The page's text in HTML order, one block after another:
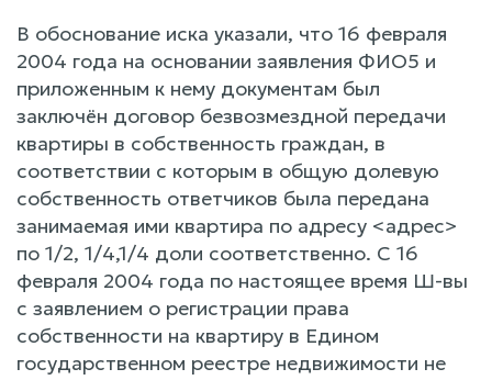
В обоснование иска указали, что 16 февраля
2004 года на основании заявления ФИО5 и
приложенным к нему документам был
заключён договор безвозмездной передачи
квартиры в собственность граждан, в
соответствии с которым в общую долевую
собственность ответчиков была передана
занимаемая ими квартира по адресу <адрес>
по 1/2, 1/4,1/4 доли соответственно. С 16
февраля 2004 года по настоящее время Ш-вы
с заявлением о регистрации права
собственности на квартиру в Едином
государственном реестре недвижимости не